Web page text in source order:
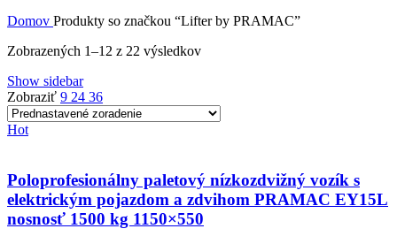
Domov Produkty so značkou “Lifter by PRAMAC”
Zobrazených 1–12 z 22 výsledkov
Show sidebar
Zobraziť 9 24 36
Hot
Poloprofesionálny paletový nízkozdvižný vozík s
elektrickým pojazdom a zdvihom PRAMAC EY15L
nosnosť 1500 kg 1150×550